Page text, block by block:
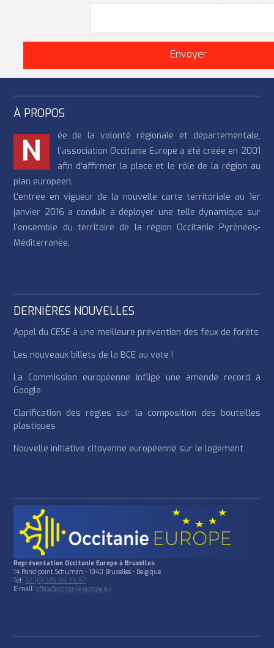
À PROPOS
N
ée de la volonté régionale et départementale,
l’association Occitanie Europe a été créée en 2001
afin d’affirmer la place et le rôle de la région au
plan européen.
L’entrée en vigueur de la nouvelle carte territoriale au 1er
janvier 2016 a conduit à déployer une telle dynamique sur
l’ensemble du territoire de la région Occitanie Pyrénées-
Méditerranée.
DERNIÈRES NOUVELLES
Appel du CESE à une meilleure prévention des feux de forêts
Les nouveaux billets de la BCE au vote !
La Commission européenne inflige une amende record à
Google
Clarification des règles sur la composition des bouteilles
plastiques
Nouvelle initiative citoyenne européenne sur le logement
Représentation Occitanie Europe à Bruxelles
14 Rond-point Schuman - 1040 Bruxelles - Belgique
Tél: 32 (0) 476 89 35 57
E-mail:office@occitanie-europe.eu